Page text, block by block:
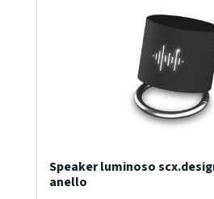
Speaker luminoso
anello